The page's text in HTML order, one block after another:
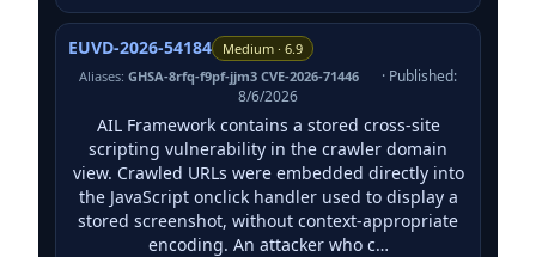
EUVD-2026-54184
Medium · 6.9
Aliases: GHSA-8rfq-f9pf-jjm3 CVE-2026-71446
· Published:
8/6/2026
AIL Framework contains a stored cross-site
scripting vulnerability in the crawler domain
view. Crawled URLs were embedded directly into
the JavaScript onclick handler used to display a
stored screenshot, without context-appropriate
encoding. An attacker who c…